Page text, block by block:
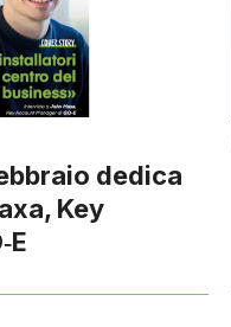
dedica
Key